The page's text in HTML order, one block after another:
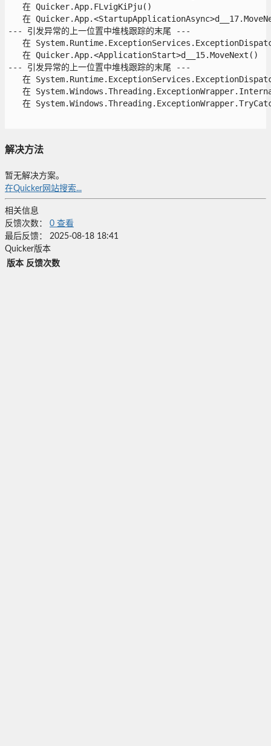
   在 Quicker.App.FLvigKiPju()
在
--- 引发异常的上一位置中堆栈跟踪的末尾 ---
在
   在 Quicker.App.<ApplicationStart>d__15.MoveNext()
--- 引发异常的上一位置中堆栈跟踪的末尾 ---
在
在
在
解决方法
暂无解决方案。
在Quicker网站搜索...
相关信息
反馈次数：
0 查看
最后反馈：
2025-08-18 18:41
Quicker版本
版本 反馈次数